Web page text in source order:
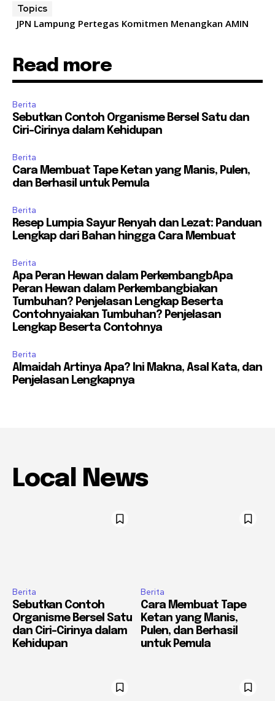
Topics
JPN Lampung Pertegas Komitmen Menangkan AMIN
Read more
Berita
Sebutkan Contoh Organisme Bersel Satu dan
Ciri-Cirinya dalam Kehidupan
Berita
Cara Membuat Tape Ketan yang Manis, Pulen,
dan Berhasil untuk Pemula
Berita
Resep Lumpia Sayur Renyah dan Lezat: Panduan
Lengkap dari Bahan hingga Cara Membuat
Berita
Apa Peran Hewan dalam PerkembangbApa
Peran Hewan dalam Perkembangbiakan
Tumbuhan? Penjelasan Lengkap Beserta
Contohnyaiakan Tumbuhan? Penjelasan
Lengkap Beserta Contohnya
Berita
Almaidah Artinya Apa? Ini Makna, Asal Kata, dan
Penjelasan Lengkapnya
Local News
Berita
Sebutkan Contoh
Organisme Bersel Satu
dan Ciri-Cirinya dalam
Kehidupan
Berita
Cara Membuat Tape
Ketan yang Manis,
Pulen, dan Berhasil
untuk Pemula